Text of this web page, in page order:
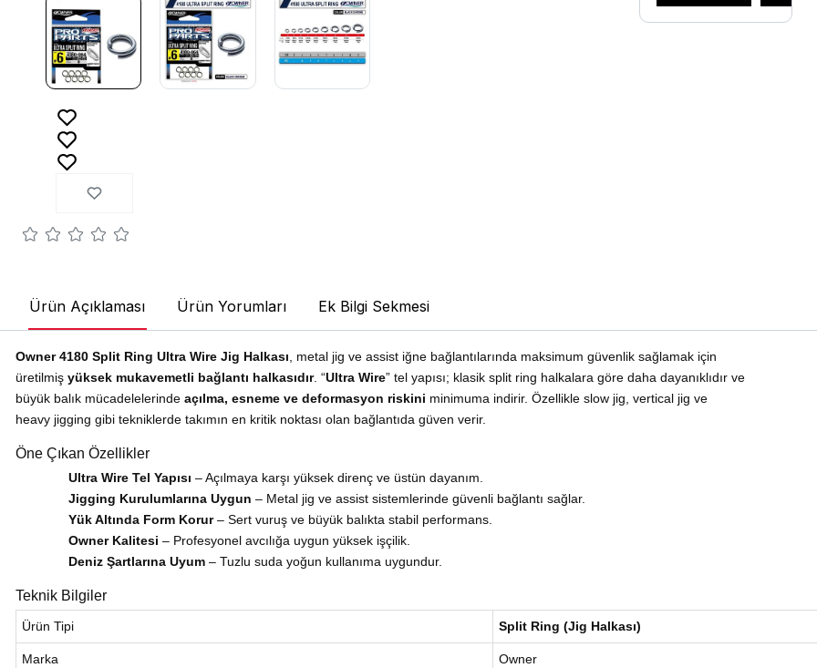
Ürün Açıklaması Ürün Yorumları Ek Bilgi Sekmesi
Owner 4180 Split Ring Ultra Wire Jig Halkası, metal jig ve assist iğne bağlantılarında maksimum güvenlik sağlamak için
üretilmiş yüksek mukavemetli bağlantı halkasıdır. “Ultra Wire” tel yapısı; klasik split ring halkalara göre daha dayanıklıdır ve
büyük balık mücadelelerinde açılma, esneme ve deformasyon riskini minimuma indirir. Özellikle slow jig, vertical jig ve
heavy jigging gibi tekniklerde takımın en kritik noktası olan bağlantıda güven verir.
Öne Çıkan Özellikler
Ultra Wire Tel Yapısı – Açılmaya karşı yüksek direnç ve üstün dayanım.
Jigging Kurulumlarına Uygun – Metal jig ve assist sistemlerinde güvenli bağlantı sağlar.
Yük Altında Form Korur– Sert vuruş ve büyük balıkta stabil performans.
Owner Kalitesi – Profesyonel avcılığa uygun yüksek işçilik.
Deniz Şartlarına Uyum– Tuzlu suda yoğun kullanıma uygundur.
Teknik Bilgiler
Ürün Tipi Split Ring (Jig Halkası)
Marka Owner